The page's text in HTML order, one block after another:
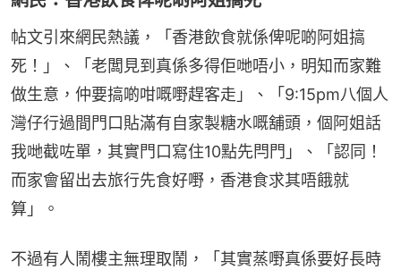
帖文引來網民熱議，「香港飲食就係俾呢啲阿姐搞
死！」、「老闆見到真係多得佢哋唔小，明知而家難
做生意，仲要搞啲咁嘅嘢趕客走」、「9:15pm八個人
灣仔行過間門口貼滿有自家製糖水嘅舖頭，個阿姐話
我哋截咗單，其實門口寫住10點先閂門」、「認同！
而家會留出去旅行先食好嘢，香港食求其唔餓就
算」。
不過有人鬧樓主無理取鬧，「其實蒸嘢真係要好長時